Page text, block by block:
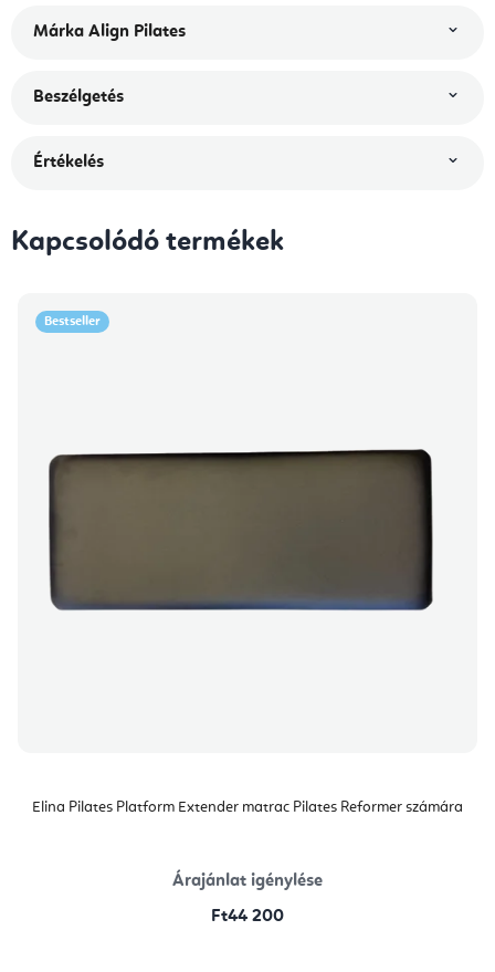
Márka Align Pilates
Beszélgetés
Értékelés
Kapcsolódó termékek
Bestseller
Elina Pilates Platform Extender matrac Pilates Reformer számára
Árajánlat igénylése
Ft44 200